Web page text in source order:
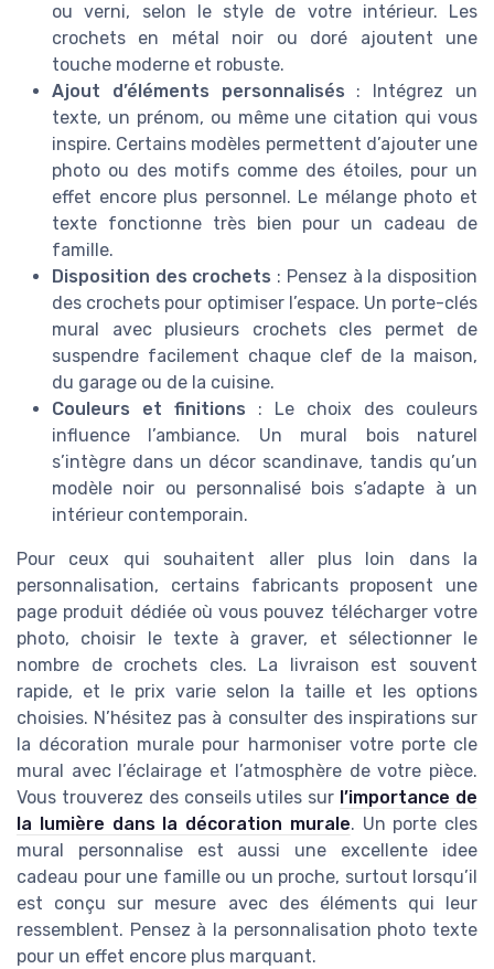
ou verni, selon le style de votre intérieur. Les
crochets en métal noir ou doré ajoutent une
touche moderne et robuste.
Ajout d’éléments personnalisés : Intégrez un
texte, un prénom, ou même une citation qui vous
inspire. Certains modèles permettent d’ajouter une
photo ou des motifs comme des étoiles, pour un
effet encore plus personnel. Le mélange photo et
texte fonctionne très bien pour un cadeau de
famille.
Disposition des crochets : Pensez à la disposition
des crochets pour optimiser l’espace. Un porte-clés
mural avec plusieurs crochets cles permet de
suspendre facilement chaque clef de la maison,
du garage ou de la cuisine.
Couleurs et finitions : Le choix des couleurs
influence l’ambiance. Un mural bois naturel
s’intègre dans un décor scandinave, tandis qu’un
modèle noir ou personnalisé bois s’adapte à un
intérieur contemporain.
Pour ceux qui souhaitent aller plus loin dans la
personnalisation, certains fabricants proposent une
page produit dédiée où vous pouvez télécharger votre
photo, choisir le texte à graver, et sélectionner le
nombre de crochets cles. La livraison est souvent
rapide, et le prix varie selon la taille et les options
choisies. N’hésitez pas à consulter des inspirations sur
la décoration murale pour harmoniser votre porte cle
mural avec l’éclairage et l’atmosphère de votre pièce.
Vous trouverez des conseils utiles sur l’importance de
la lumière dans la décoration murale. Un porte cles
mural personnalise est aussi une excellente idee
cadeau pour une famille ou un proche, surtout lorsqu’il
est conçu sur mesure avec des éléments qui leur
ressemblent. Pensez à la personnalisation photo texte
pour un effet encore plus marquant.